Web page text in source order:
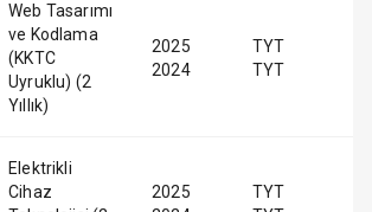
Web Tasarımı
ve Kodlama
(KKTC
Uyruklu) (2
Yıllık)
2025
2024
TYT
TYT
Elektrikli
Cihaz
2025
TYT